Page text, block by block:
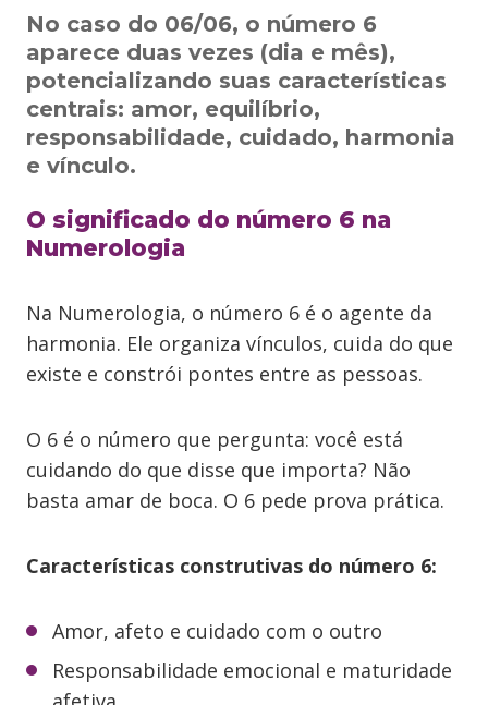
No caso do 06/06, o número 6
aparece duas vezes (dia e mês),
potencializando suas características
centrais: amor, equilíbrio,
responsabilidade, cuidado, harmonia
e vínculo.
O significado do número 6 na
Numerologia
Na Numerologia, o número 6 é o agente da
harmonia. Ele organiza vínculos, cuida do que
existe e constrói pontes entre as pessoas.
O 6 é o número que pergunta: você está
cuidando do que disse que importa? Não
basta amar de boca. O 6 pede prova prática.
Características construtivas do número 6:
Amor, afeto e cuidado com o outro
Responsabilidade emocional e maturidade